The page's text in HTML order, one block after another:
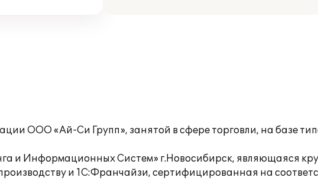
ООО «Ай-Си Групп», занятой в сфере торговли, на базе
и Информационных Систем» г.Новосибирск, являющаяся
и 1С:Франчайзи, сертифицированная на